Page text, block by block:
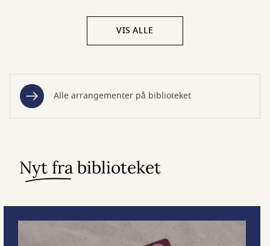
VIS ALLE
Alle arrangementer på biblioteket
Nyt fra biblioteket